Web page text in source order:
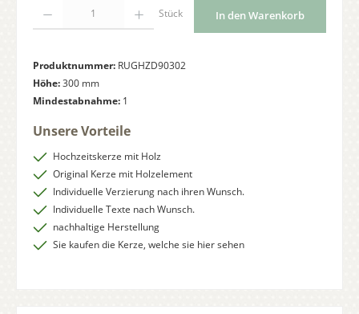
Stück In den Warenkorb
Produktnummer: RUGHZD90302
Höhe:300 mm
Mindestabnahme: 1
Unsere Vorteile
Hochzeitskerze mit Holz
Original Kerze mit Holzelement
Individuelle Verzierung nach ihren Wunsch.
Individuelle Texte nach Wunsch.
nachhaltige Herstellung
Sie kaufen die Kerze, welche sie hier sehen